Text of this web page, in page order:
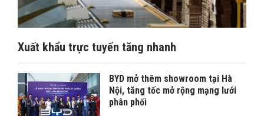
Xuất khẩu trực tuyến tăng nhanh
BYD mở thêm showroom tại Hà
Nội, tăng tốc mở rộng mạng lưới
phân phối